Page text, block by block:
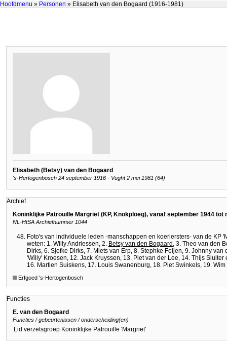
Hoofdmenu » Personen » Elisabeth van den Bogaard (1916-1981)
Elisabeth (Betsy) van den Bogaard
's-Hertogenbosch 24 september 1916 - Vught 2 mei 1981 (64)
Archief
Koninklijke Patrouille Margriet (KP, Knokploeg), vanaf september 1944 tot
NL-HtSA Archiefnummer 1044
Foto's van individuele leden -manschappen en koeriersters- van de KP
weten: 1. Willy Andriessen, 2. Betsy van den Bogaard , 3. Theo van den
Dirks, 6. Sjefke Dirks, 7. Miets van Erp, 8. Stephke Feijen, 9. Johnny van
'Willy' Kroesen, 12. Jack Kruyssen, 13. Piet van der Lee, 14. Thijs
16. Martien Suiskens, 17. Louis Swanenburg, 18. Piet Swinkels, 19.
Erfgoed 's-Hertogenbosch
Functies
E. van den Bogaard
Functies / gebeurtenissen / onderscheiding(en)
Lid verzetsgroep Koninklijke Patrouille 'Margriet'